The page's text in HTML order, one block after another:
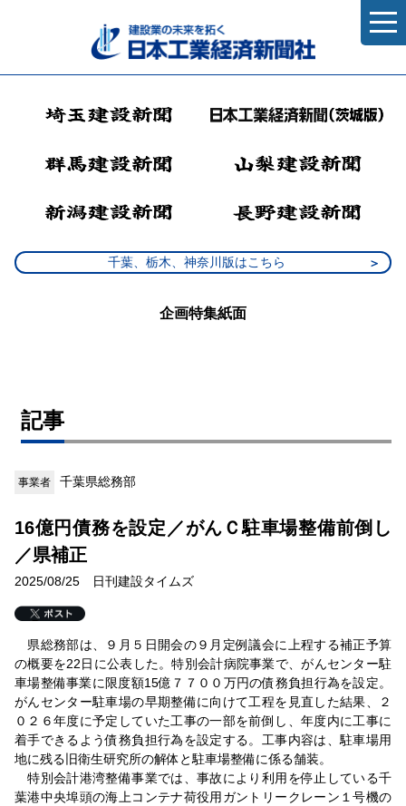
千葉、栃木、神奈川版はこちら
企画特集紙面
記事
事業者 千葉県総務部
16億円債務を設定／がんＣ駐車場整備前倒し
／県補正
2025/08/25 日刊建設タイムズ
県総務部は、９月５日開会の９月定例議会に上程する補正予算
の概要を22日に公表した。特別会計病院事業で、がんセンター駐
車場整備事業に限度額15億７７００万円の債務負担行為を設定。
がんセンター駐車場の早期整備に向けて工程を見直した結果、２
０２６年度に予定していた工事の一部を前倒し、年度内に工事に
着手できるよう債務負担行為を設定する。工事内容は、駐車場用
地に残る旧衛生研究所の解体と駐車場整備に係る舗装。
特別会計港湾整備事業では、事故により利用を停止している千
葉港中央埠頭の海上コンテナ荷役用ガントリークレーン１号機の